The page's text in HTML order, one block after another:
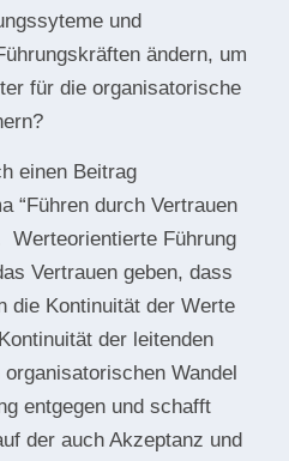
und
ändern, um
für die organisatorische
einen Beitrag
“Führen durch Vertrauen
Werteorientierte Führung
Vertrauen geben, dass
die Kontinuität der Werte
der leitenden
Wandel
entgegen und schafft
der auch Akzeptanz und